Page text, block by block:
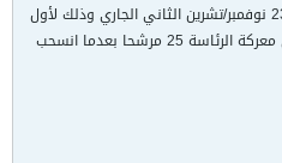
تُجرى الانتخابات الرئاسية بتونس في 23 نوفمبر/تشرين الثاني الجاري وذلك لأول
مرة بعد الثورة الشعبية، ويتنافس في معركة الرئاسة 25 مرشحا بعدما انسحب